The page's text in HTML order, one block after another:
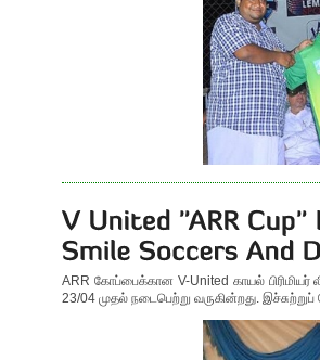
ARR கோப்பைக்கான V-United காயல் பிரிமியர்
23/04 முதல் நடைபெற்று வருகின்றது.